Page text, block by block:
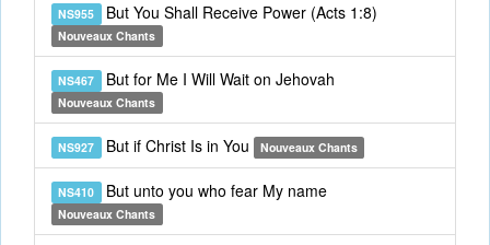
NS955 But You Shall Receive Power (Acts 1:8)
Nouveaux Chants
NS467 But for Me I Will Wait on Jehovah
Nouveaux Chants
NS927 But if Christ Is in You Nouveaux Chants
NS410 But unto you who fear My name
Nouveaux Chants